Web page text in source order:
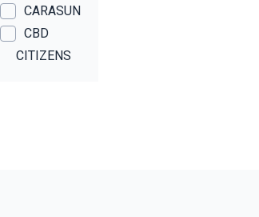
CARASUN
CBD
CITIZENS